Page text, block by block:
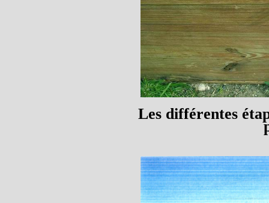
Les différentes